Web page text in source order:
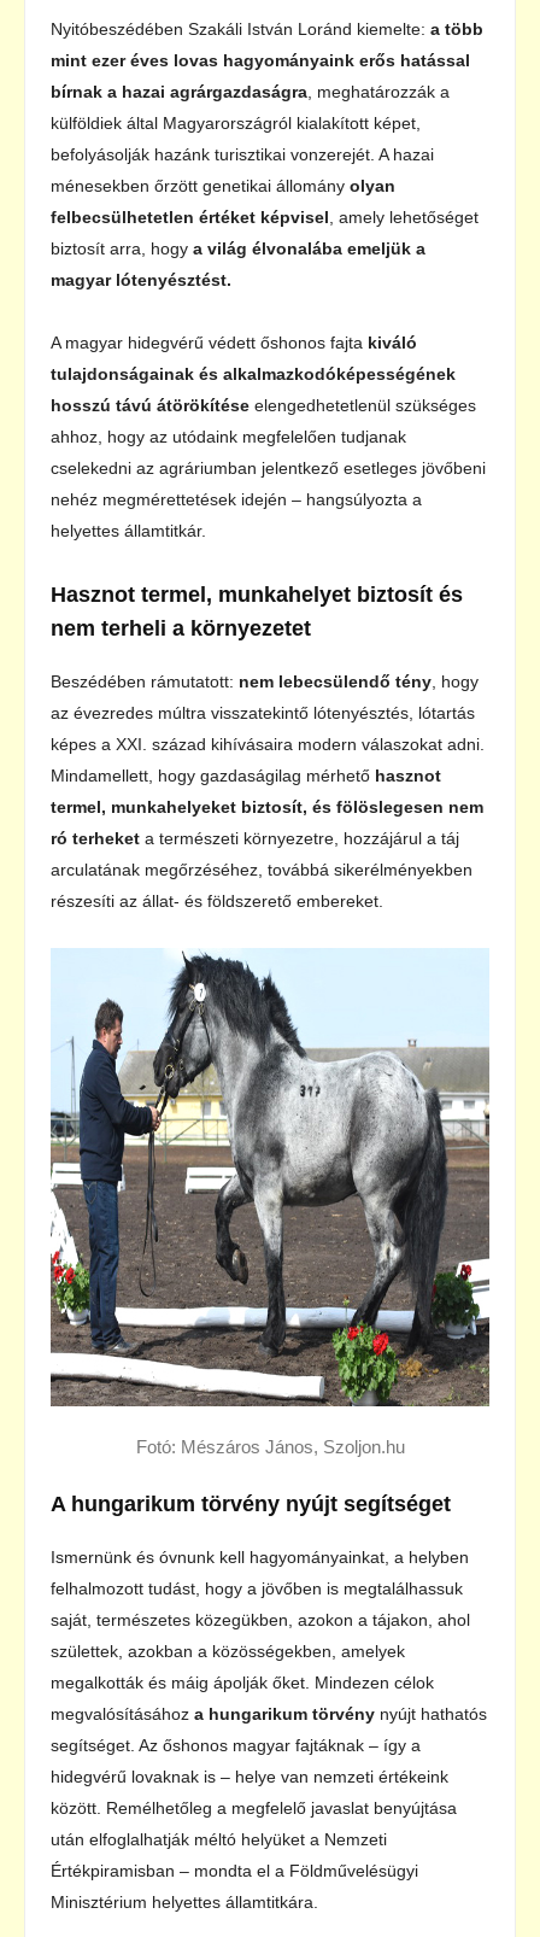
Nyitóbeszédében Szakáli István Loránd kiemelte: a több
mint ezer éves lovas hagyományaink erős hatással
bírnak a hazai agrárgazdaságra , meghatározzák a
külföldiek által Magyarországról kialakított képet,
befolyásolják hazánk turisztikai vonzerejét. A hazai
ménesekben őrzött genetikai állomány olyan
felbecsülhetetlen értéket képvisel , amely lehetőséget
biztosít arra, hogy a világ élvonalába emeljük a
magyar lótenyésztést.
A magyar hidegvérű védett őshonos fajta kiváló
tulajdonságainak és alkalmazkodóképességének
hosszú távú átörökítése elengedhetetlenül szükséges
ahhoz, hogy az utódaink megfelelően tudjanak
cselekedni az agráriumban jelentkező esetleges jövőbeni
nehéz megmérettetések idején – hangsúlyozta a
helyettes államtitkár.
Hasznot termel, munkahelyet biztosít és
nem terheli a környezetet
Beszédében rámutatott: nem lebecsülendő tény , hogy
az évezredes múltra visszatekintő lótenyésztés, lótartás
képes a XXI. század kihívásaira modern válaszokat adni.
Mindamellett, hogy gazdaságilag mérhető hasznot
termel, munkahelyeket biztosít, és fölöslegesen nem
ró terheket a természeti környezetre, hozzájárul a táj
arculatának megőrzéséhez, továbbá sikerélményekben
részesíti az állat- és földszerető embereket.
Fotó: Mészáros János, Szoljon.hu
A hungarikum törvény nyújt segítséget
Ismernünk és óvnunk kell hagyományainkat, a helyben
felhalmozott tudást, hogy a jövőben is megtalálhassuk
saját, természetes közegükben, azokon a tájakon, ahol
születtek, azokban a közösségekben, amelyek
megalkották és máig ápolják őket. Mindezen célok
megvalósításához a hungarikum törvény nyújt hathatós
segítséget. Az őshonos magyar fajtáknak – így a
hidegvérű lovaknak is – helye van nemzeti értékeink
között. Remélhetőleg a megfelelő javaslat benyújtása
után elfoglalhatják méltó helyüket a Nemzeti
Értékpiramisban – mondta el a Földművelésügyi
Minisztérium helyettes államtitkára.